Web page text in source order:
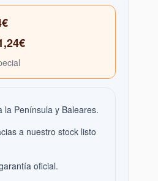
la Península y Baleares.
a nuestro stock listo
oficial.